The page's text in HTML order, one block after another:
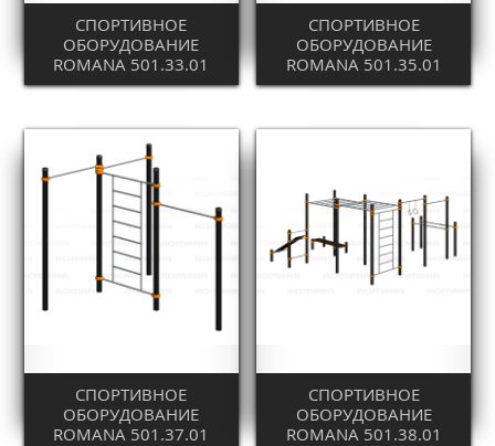
СПОРТИВНОЕ
ОБОРУДОВАНИЕ
ROMANA 501.33.01
СПОРТИВНОЕ
ОБОРУДОВАНИЕ
ROMANA 501.35.01
СПОРТИВНОЕ
ОБОРУДОВАНИЕ
ROMANA 501.37.01
СПОРТИВНОЕ
ОБОРУДОВАНИЕ
ROMANA 501.38.01